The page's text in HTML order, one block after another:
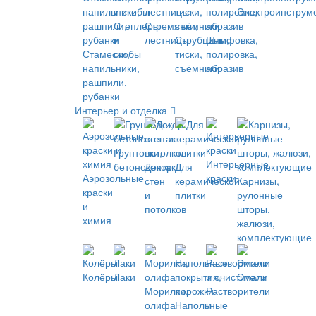
Стамески,
напильники,
рашпили,
рубанки
Степлеры
и
скобы
Стремянки,
лестницыСтрубцины,
тиски,
съёмники
Шлифовка,
полировка,
абразив
Интерьер и отделка
Аэрозольные
краски
и
химия
Грунтовки,
бетоноконтакт
Декор
стен
и
потолков
Для
керамической
плитки
Интерьерные
краскиКарнизы,
рулонные
шторы,
жалюзи,
комплектующие
КолёрыЛаки
Морилки,
олифаНапольные
Растворители
и
Эмали